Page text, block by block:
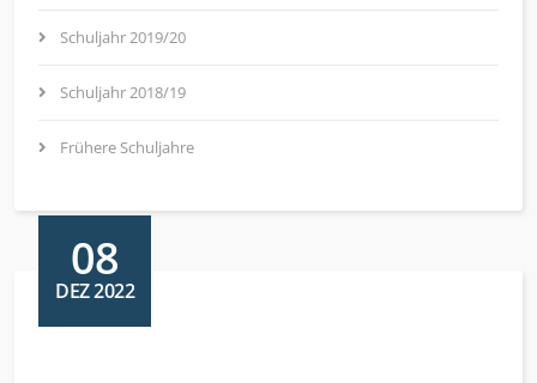
Schuljahr 2019/20
Schuljahr 2018/19
Frühere Schuljahre
08
DEZ 2022